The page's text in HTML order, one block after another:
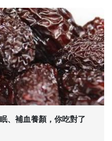
、補血養顏，你吃對了